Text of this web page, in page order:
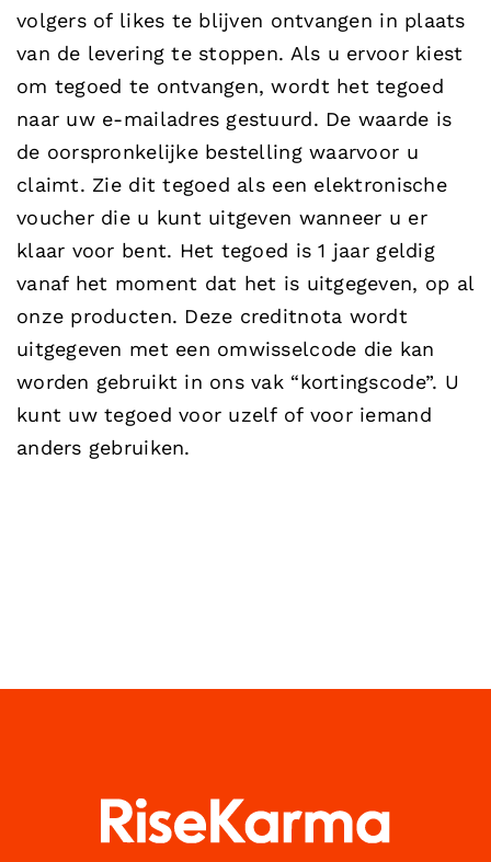
volgers of likes te blijven ontvangen in plaats
van de levering te stoppen. Als u ervoor kiest
om tegoed te ontvangen, wordt het tegoed
naar uw e-mailadres gestuurd. De waarde is
de oorspronkelijke bestelling waarvoor u
claimt. Zie dit tegoed als een elektronische
voucher die u kunt uitgeven wanneer u er
klaar voor bent. Het tegoed is 1 jaar geldig
vanaf het moment dat het is uitgegeven, op al
onze producten. Deze creditnota wordt
uitgegeven met een omwisselcode die kan
worden gebruikt in ons vak “kortingscode”. U
kunt uw tegoed voor uzelf of voor iemand
anders gebruiken.